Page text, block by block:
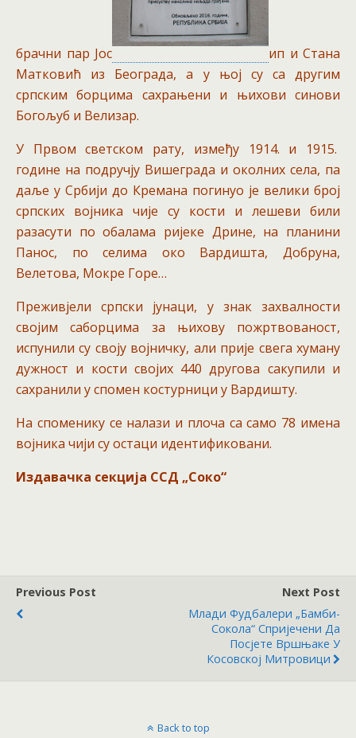
брачни пар Јос
ип и Стана
Матковић из Београда, а у њој су са другим
српским борцима сахрањени и њихови синови
Богољуб и Велизар.
У Првом светском рату, између 1914. и 1915.
године на подручју Вишеграда и околних села, па
даље у Србији до Кремана погинуо је велики број
српских војника чије су кости и лешеви били
разасути по обалама ријеке Дрине, на планини
Панос, по селима око Вардишта, Добруна,
Велетова, Мокре Горе…
Преживјели српски јунаци, у знак захвалности
својим саборцима за њихову пожртвованост,
испунили су своју војничку, али прије свега хуману
дужност и кости својих 440 другова сакупили и
сахранили у спомен костурници у Вардишту.
На споменику се налази и плоча са само 78 имена
војника чији су остаци идентификовани.
Издавачка секција ССД „Соко“
Previous Post
Next Post
Млади Фудбалери „Бамби-
Сокола“ Спријечени Да
Посјете Вршњаке У
Косовској Митровици
Back to top